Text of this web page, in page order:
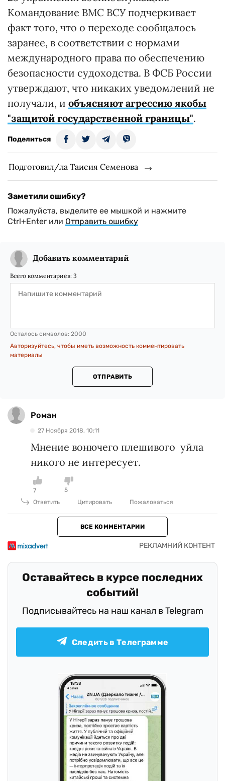
Командование ВМС ВСУ подчеркивает
факт того, что о переходе сообщалось
заранее, в соответствии с нормами
международного права по обеспечению
безопасности судоходства. В ФСБ России
утверждают, что никаких уведомлений не
получали, и объясняют агрессию якобы
"защитой государственной границы".
Поделиться
Подготовил/ла Таисия Семенова
Заметили ошибку?
Пожалуйста, выделите ее мышкой и нажмите
Ctrl+Enter или Отправить ошибку
Добавить комментарий
Всего комментариев: 3
Осталось символов: 2000
Авторизуйтесь, чтобы иметь возможность комментировать
материалы
ОТПРАВИТЬ
Роман
27 Ноября 2018, 10:11
Мнение вонючего плешивого уйла
никого не интересует.
7
5
Ответить
Цитировать Пожаловаться
ВСЕ КОММЕНТАРИИ
Оставайтесь в курсе последних
событий!
Подписывайтесь на наш канал в Telegram
Следить в Телеграмме